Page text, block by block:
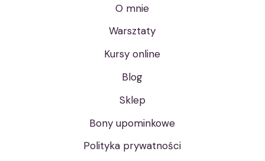
O mnie
Warsztaty
Kursy online
Blog
Sklep
Bony upominkowe
Polityka prywatności